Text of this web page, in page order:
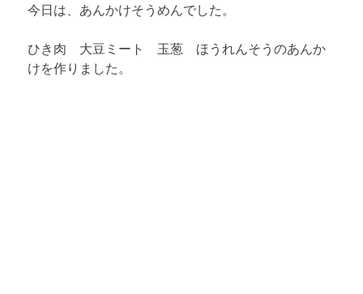
今日は、あんかけそうめんでした。
ひき肉 大豆ミート 玉葱 ほうれんそうのあんか
けを作りました。